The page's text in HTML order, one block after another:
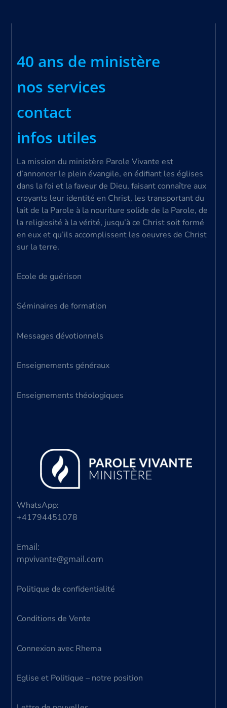
40 ans de ministère
nos services
contact
infos utiles
La mission du ministère Parole Vivante est
d’annoncer le plein évangile, en édifiant les églises
dans la foi et la faveur de Dieu, faisant connaître aux
croyants leur identité en Christ, les transportant du
lait de la Parole à la nouriture solide de la Parole, de
la religiosité à la vérité, jusqu’à ce Christ soit formé
en eux et qu’ils accomplissent les oeuvres de Christ
sur la terre.
Ecole de guérison
Séminaires de formation
Messages dévotionnels
Enseignements généraux
Enseignements théologiques
WhatsApp:
+41794451078
Email:
mpvivante@gmail.com
Politique de confidentialité
Conditions de Vente
Connexion avec Rhema
Eglise et Politique – notre position